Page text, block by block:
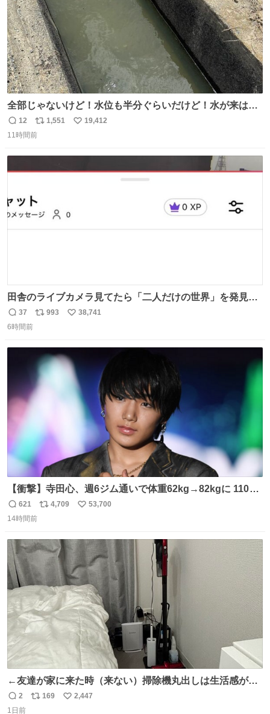
全部じゃないけど！水位も半分ぐらいだけど！水が来はじ
めたよ！！！ 作業してくれた方々ありがとーーー
ー！！！！！！！！！！！！！！！！！！！！！！！！！
返
信
12
リ
ポ
1,551
い
19,412
11時間前
田舎のライブカメラ見てたら「二人だけの世界」を発見し
た
返
信
37
リ
ト
数
993
い
数
38,741
6時間前
【衝撃】寺田心、週6ジム通いで体重62kg→82kgに 110kg
のベンチプレス持ち上げる姿披露
news.livedoor.com/article/detail… 元々自重のみだった
のためおにぎり10個、ゼリー飲料3～4本、パスタと毎日4
千kcalオーバーの食事を摂取し、増量したという。
返
信
621
リ
ト
4,709
い
53,700
14時間前
←友達が家に来た時（来ない）掃除機丸出しは生活感が出
てかっこ悪いなぁ →せや
返
2
リ
169
い
2,447
1日前